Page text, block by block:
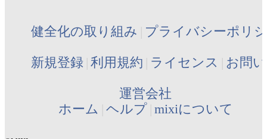
健全化の取り組み プライバシーポリ
新規登録 利用規約 ライセンス お問
運営会社
ホーム ヘルプ mixiについて